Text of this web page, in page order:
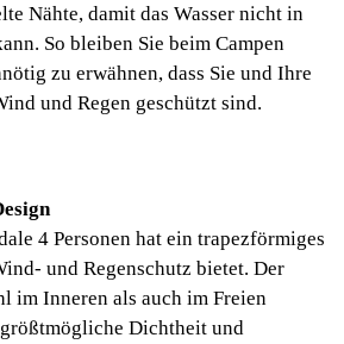
Nähte, damit das Wasser nicht in
So bleiben Sie beim Campen
zu erwähnen, dass Sie und Ihre
und Regen geschützt sind.
4 Personen hat ein trapezförmiges
und Regenschutz bietet. Der
im Inneren als auch im Freien
Dichtheit und